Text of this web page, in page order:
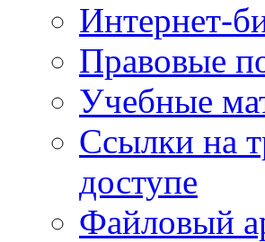
Интернет-
Правовые
Учебные
Ссылки на
доступе
Файловый